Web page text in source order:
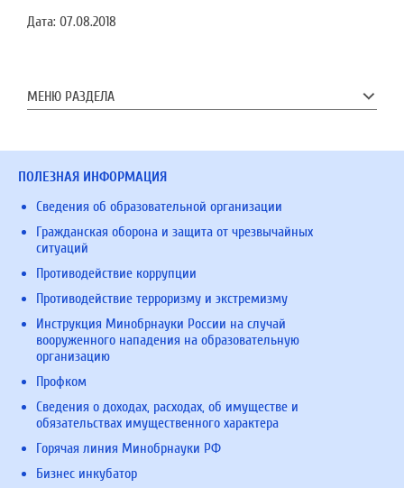
Дата: 07.08.2018
МЕНЮ РАЗДЕЛА
ПОЛЕЗНАЯ ИНФОРМАЦИЯ
Сведения об образовательной организации
Гражданская оборона и защита от чрезвычайных
ситуаций
Противодействие коррупции
Противодействие терроризму и экстремизму
Инструкция Минобрнауки России на случай
вооруженного нападения на образовательную
организацию
Профком
Сведения о доходах, расходах, об имуществе и
обязательствах имущественного характера
Горячая линия Минобрнауки РФ
Бизнес инкубатор